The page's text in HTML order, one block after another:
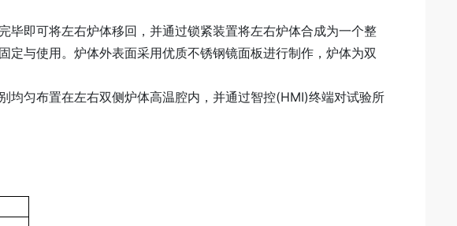
即可将左右炉体移回，并通过锁紧装置将左右炉体合成为一个整
与使用。炉体外表面采用优质不锈钢镜面板进行制作，炉体为双
匀布置在左右双侧炉体高温腔内，并通过智控(HMI)终端对试验所